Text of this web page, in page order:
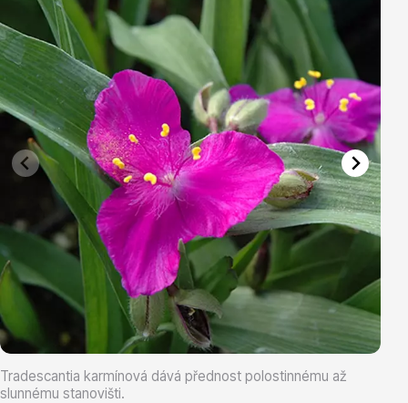
Vřesovištní rostliny
Vánoční stromky v květináčích a řezané
Tradescantia karmínová dává přednost polostinnému až
slunnému stanovišti.